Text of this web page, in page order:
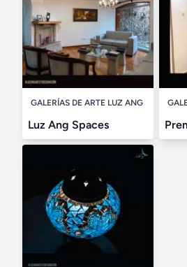
GALERÍAS DE ARTE LUZ ANG
Luz Ang Spaces